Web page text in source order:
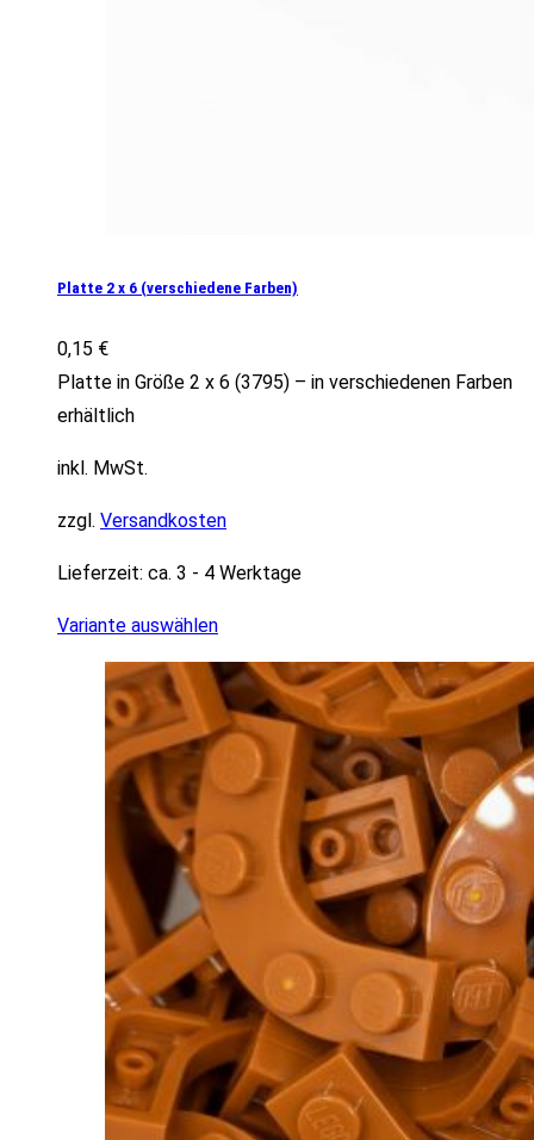
Platte 2 x 6 (verschiedene Farben)
0,15 €
Platte in Größe 2 x 6 (3795) – in verschiedenen Farben
erhältlich
inkl. MwSt.
zzgl. Versandkosten
Lieferzeit: ca. 3 - 4 Werktage
Variante auswählen